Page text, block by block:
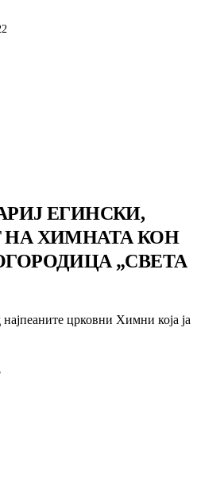
ЕГИНСКИ,
НА ХИМНАТА КОН
„СВЕТА
црковни Химни која ја